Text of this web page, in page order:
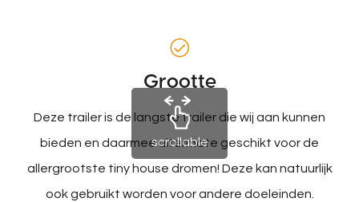
Grootte
Deze trailer is de langste trailer die wij aan kunnen
bieden en daarmee uitermate geschikt voor de
allergrootste tiny house dromen! Deze kan natuurlijk
ook gebruikt worden voor andere doeleinden.
scrollable